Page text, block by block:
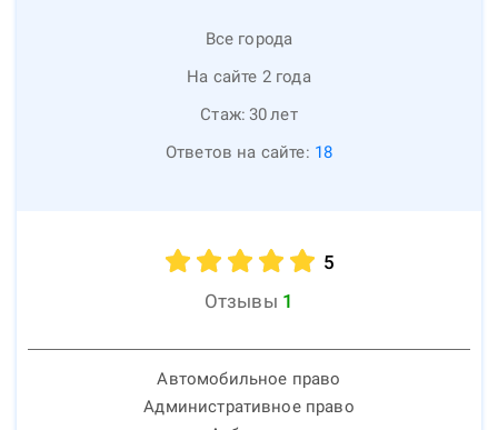
Все города
На сайте 2 года
Стаж: 30лет
Ответов на сайте: 18
5
Отзывы 1
Автомобильное право
Административное право